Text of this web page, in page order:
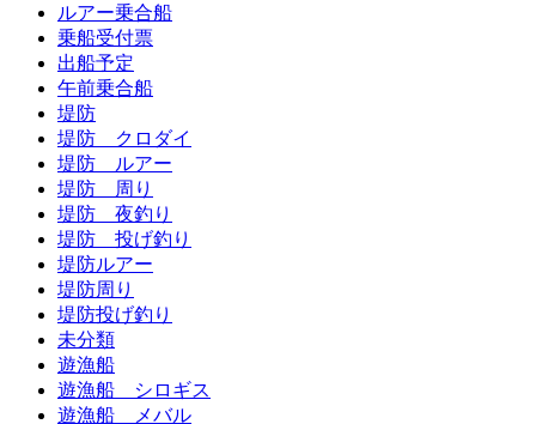
ルアー乗合船
乗船受付票
出船予定
午前乗合船
堤防
堤防 クロダイ
堤防 ルアー
堤防 周り
堤防 夜釣り
堤防 投げ釣り
堤防ルアー
堤防周り
堤防投げ釣り
未分類
遊漁船
遊漁船 シロギス
遊漁船 メバル